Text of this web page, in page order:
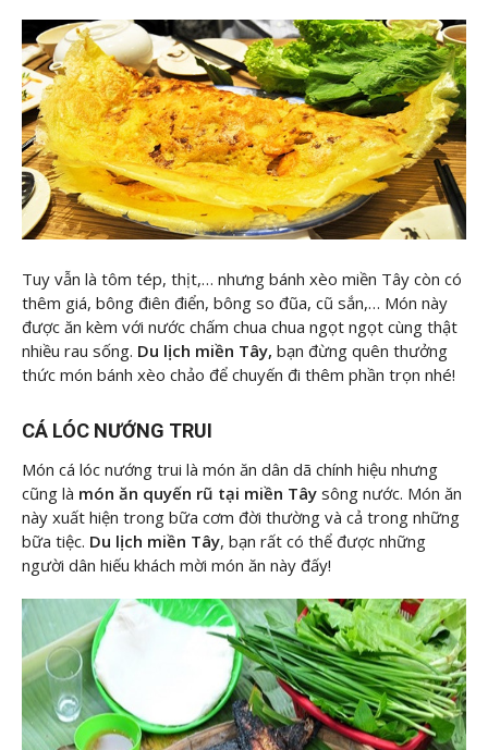
Tuy vẫn là tôm tép, thịt,… nhưng bánh xèo miền Tây còn có
thêm giá, bông điên điển, bông so đũa, cũ sắn,… Món này
được ăn kèm với nước chấm chua chua ngọt ngọt cùng thật
nhiều rau sống. Du lịch miền Tây, bạn đừng quên thưởng
thức món bánh xèo chảo để chuyến đi thêm phần trọn nhé!
CÁ LÓC NƯỚNG TRUI
Món cá lóc nướng trui là món ăn dân dã chính hiệu nhưng
cũng là món ăn quyến rũ tại miền Tây sông nước. Món ăn
này xuất hiện trong bữa cơm đời thường và cả trong những
bữa tiệc. Du lịch miền Tây, bạn rất có thể được những
người dân hiếu khách mời món ăn này đấy!